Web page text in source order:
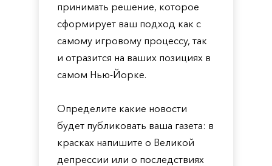
принимать решение, которое
сформирует ваш подход как с
самому игровому процессу, так
и отразится на ваших позициях в
самом Нью-Йорке.
Определите какие новости
будет публиковать ваша газета: в
красках напишите о Великой
депрессии или о последствиях